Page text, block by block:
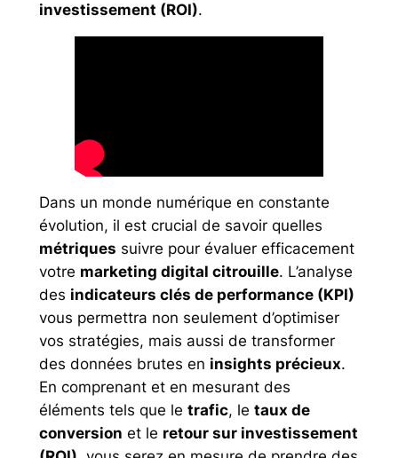
investissement (ROI).
Dans un monde numérique en constante
évolution, il est crucial de savoir quelles
métriques suivre pour évaluer efficacement
votre marketing digital citrouille. L’analyse
des indicateurs clés de performance (KPI)
vous permettra non seulement d’optimiser
vos stratégies, mais aussi de transformer
des données brutes en insights précieux.
En comprenant et en mesurant des
éléments tels que le trafic, le taux de
conversion et le retour sur investissement